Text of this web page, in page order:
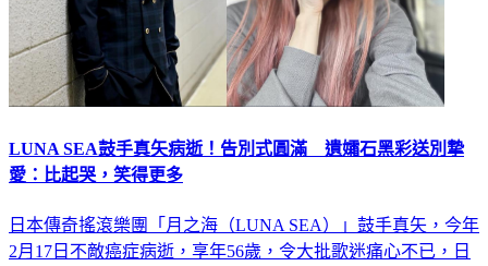
LUNA SEA鼓手真矢病逝！告別式圓滿 遺孀石黑彩送別摯
愛：比起哭，笑得更多
日本傳奇搖滾樂團「月之海（LUNA SEA）」鼓手真矢，今年
2月17日不敵癌症病逝，享年56歲，令大批歌迷痛心不已，日